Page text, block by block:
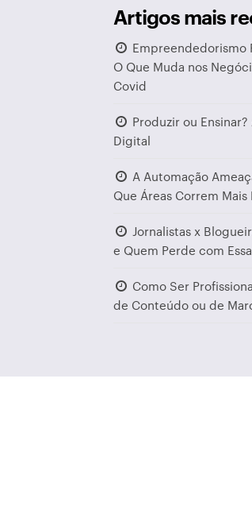
Artigos mais
Empreendedorismo
O Que Muda nos
Covid
Produzir ou
Digital
A Automação
Que Áreas Correm Mais
Jornalistas x
e Quem Perde com
Como Ser
de Conteúdo ou de